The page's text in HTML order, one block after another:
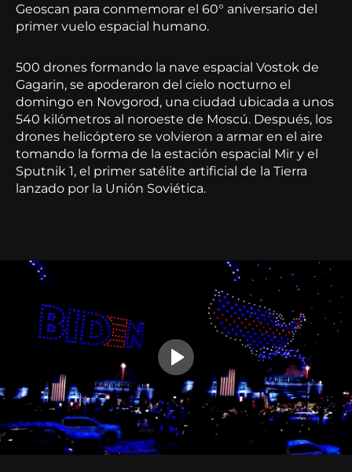
Geoscan para conmemorar el 60° aniversario del
primer vuelo espacial humano.
500 drones formando la nave espacial Vostok de
Gagarin, se apoderaron del cielo nocturno el
domingo en Novgorod, una ciudad ubicada a unos
540 kilómetros al noroeste de Moscú. Después, los
drones helicóptero se volvieron a armar en el aire
tomando la forma de la estación espacial Mir y el
Sputnik 1, el primer satélite artificial de la Tierra
lanzado por la Unión Soviética.